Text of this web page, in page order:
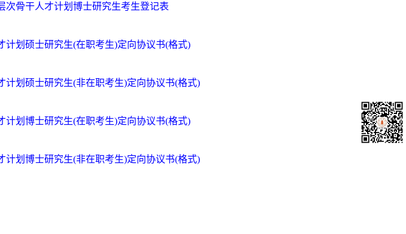
次骨干人才计划博士研究生考生登记表
计划硕士研究生(在职考生)定向协议书(格式)
计划硕士研究生(非在职考生)定向协议书(格式)
计划博士研究生(在职考生)定向协议书(格式)
计划博士研究生(非在职考生)定向协议书(格式)